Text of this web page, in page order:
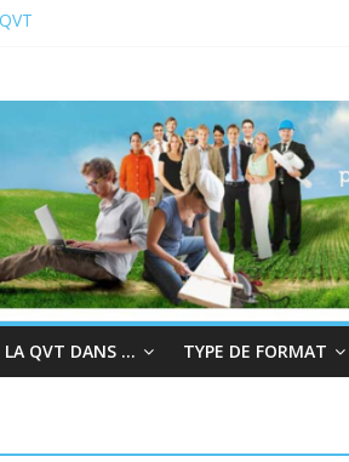
LA QVT DANS … TYPE DE FORMAT